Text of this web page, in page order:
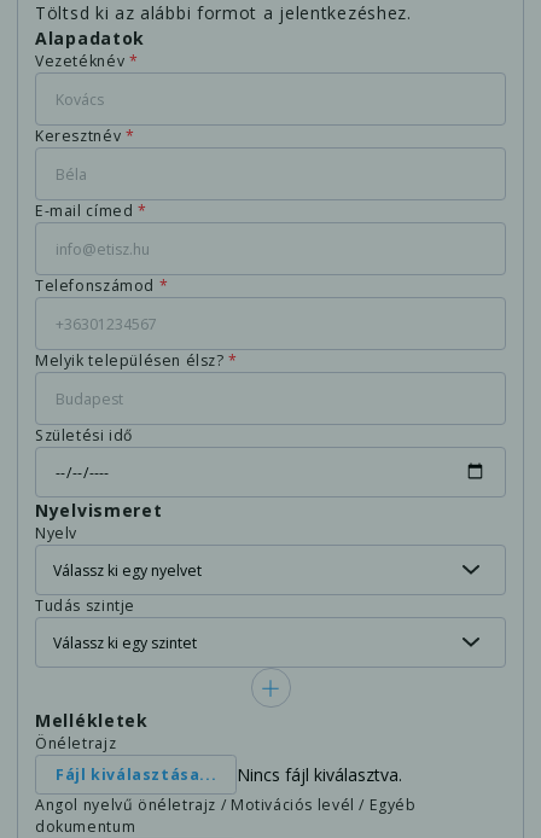
Töltsd ki az alábbi formot a jelentkezéshez.
Alapadatok
Vezetéknév *
Keresztnév *
E-mail címed *
Telefonszámod *
Melyik településen élsz? *
Születési idő
Nyelvismeret
Nyelv
Tudás szintje
Mellékletek
Önéletrajz
Fájl kiválasztása...
Nincs fájl kiválasztva.
Angol nyelvű önéletrajz / Motivációs levél / Egyéb
dokumentum